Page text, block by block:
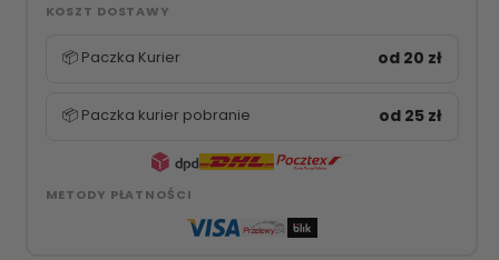
KOSZT DOSTAWY
📦 Paczka Kurier od 20 zł
📦 Paczka kurier pobranie od 25 zł
METODY PŁATNOŚCI